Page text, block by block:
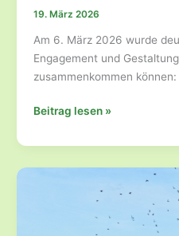
19. März 2026
Am 6. März 2026 wurde
Engagement und
zusammenkommen
Austausch
Netzwerken
für
Beitrag lesen »